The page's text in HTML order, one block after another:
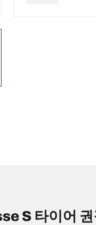
S 타이어 권